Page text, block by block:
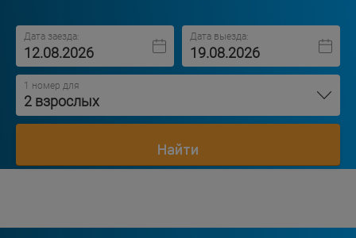
Дата заезда: Дата выезда:
1 номер для
2 взрослых
Найти